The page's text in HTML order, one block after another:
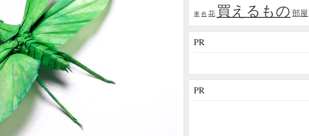
車 色 花 買えるもの 部屋
PR
PR